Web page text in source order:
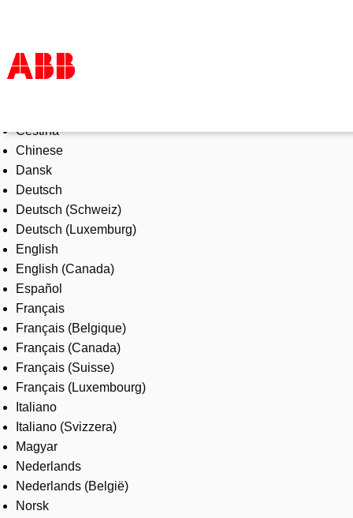
Products & Solutions
Industries
Services
About us
Where to buy
Contact us
Careers
Čeština
Chinese
Dansk
Deutsch
Deutsch (Schweiz)
Deutsch (Luxemburg)
English
English (Canada)
Español
Français
Français (Belgique)
Français (Canada)
Français (Suisse)
Français (Luxembourg)
Italiano
Italiano (Svizzera)
Magyar
Nederlands
Nederlands (België)
Norsk